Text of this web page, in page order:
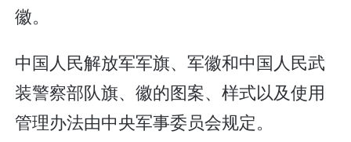
徽。
中国人民解放军军旗、军徽和中国人民武
装警察部队旗、徽的图案、样式以及使用
管理办法由中央军事委员会规定。